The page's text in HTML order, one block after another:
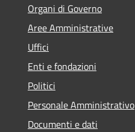
Organi di Governo
Aree Amministrative
Uffici
Enti e fondazioni
Politici
Personale Amministrativo
Documenti e dati